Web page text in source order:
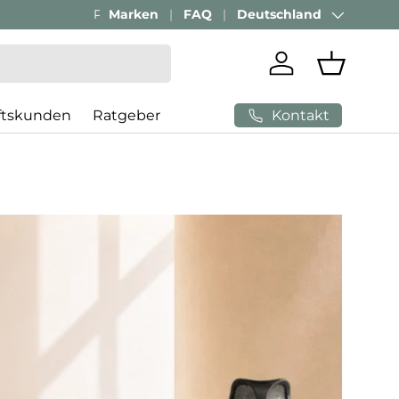
Marken FAQ Land/Region
Deutschland
Einloggen
Ratgeber Kontakt